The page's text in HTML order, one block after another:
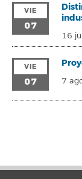
VIE
07
16
VIE
07 7